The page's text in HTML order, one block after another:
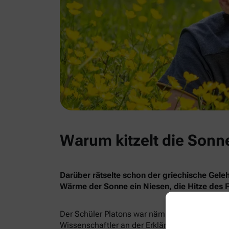
Warum kitzelt die
Darüber rätselte schon der griechische
Wärme der Sonne ein Niesen, die Hitze des
Der Schüler Platons war nämlich auf dem
Wissenschaftler an der Erklärung, was da